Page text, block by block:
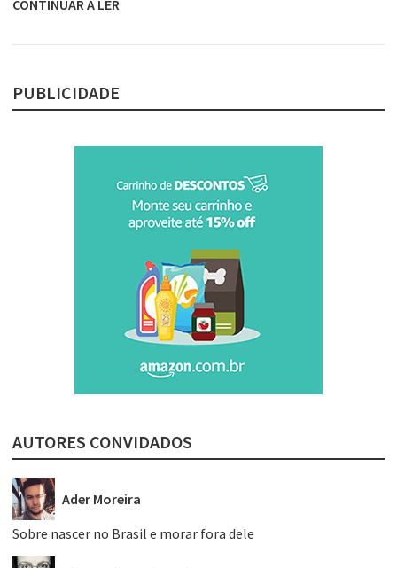
CONTINUAR A LER
PUBLICIDADE
AUTORES CONVIDADOS
Ader Moreira
Sobre nascer no Brasil e morar fora dele